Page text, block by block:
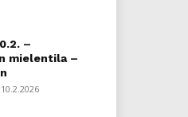
–
mielentila –
10.2.2026